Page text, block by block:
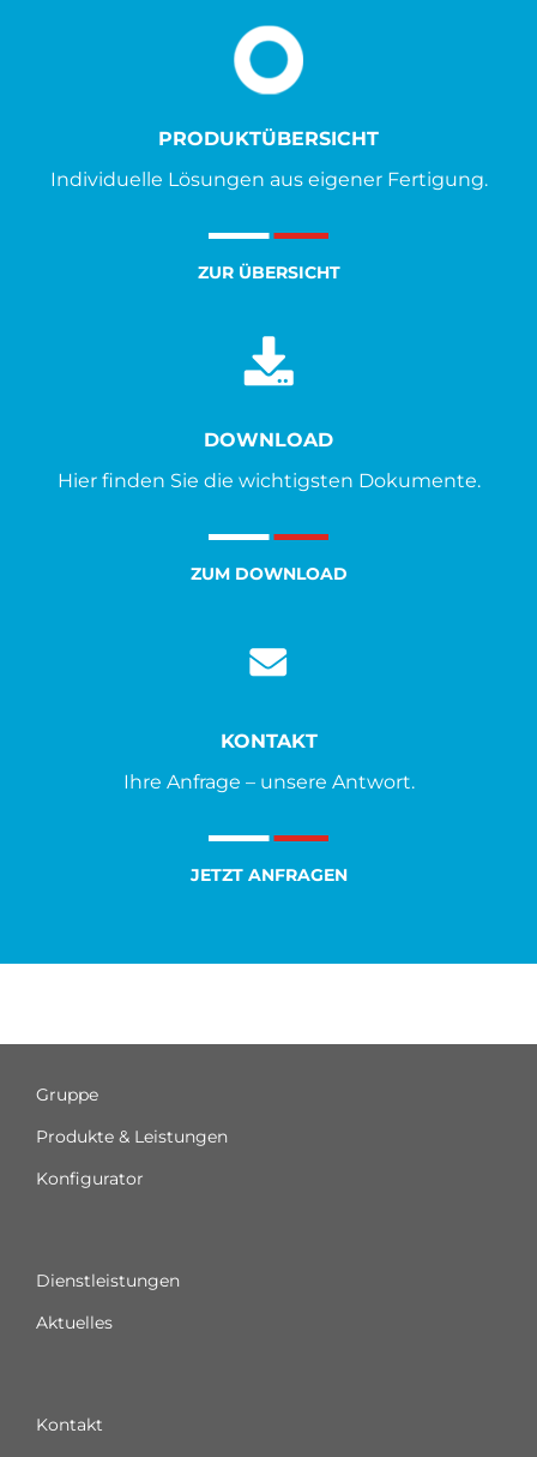
PRODUKTÜBERSICHT
Individuelle Lösungen aus eigener Fertigung.
ZUR ÜBERSICHT
DOWNLOAD
Hier finden Sie die wichtigsten Dokumente.
ZUM DOWNLOAD
KONTAKT
Ihre Anfrage – unsere Antwort.
JETZT ANFRAGEN
Gruppe
Produkte & Leistungen
Konfigurator
Dienstleistungen
Aktuelles
Kontakt